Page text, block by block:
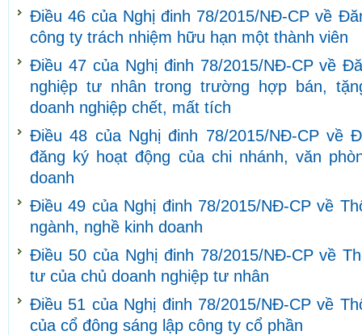
Điều 46 của Nghị đinh 78/2015/NĐ-CP về
công ty trách nhiệm hữu hạn một thành viên
Điều 47 của Nghị đinh 78/2015/NĐ-CP về
nghiệp tư nhân trong trường hợp bán,
doanh nghiệp chết, mất tích
Điều 48 của Nghị đinh 78/2015/NĐ-CP về
đăng ký hoạt động của chi nhánh, văn
doanh
Điều 49 của Nghị đinh 78/2015/NĐ-CP về
ngành, nghề kinh doanh
Điều 50 của Nghị đinh 78/2015/NĐ-CP về
tư của chủ doanh nghiệp tư nhân
Điều 51 của Nghị đinh 78/2015/NĐ-CP về
của cổ đông sáng lập công ty cổ phần